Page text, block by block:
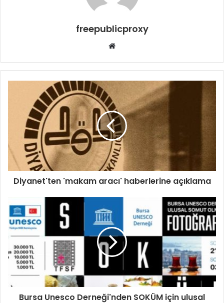
freepublicproxy
Web
Diyanet'ten 'makam aracı' haberlerine açıklama
Bursa Unesco Derneği'nden SOKÜM için ulusal